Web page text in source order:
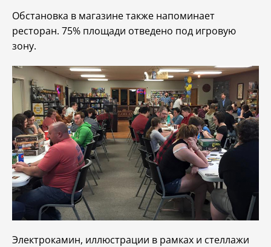
Обстановка в магазине также напоминает
ресторан. 75% площади отведено под игровую
зону.
Электрокамин, иллюстрации в рамках и стеллажи